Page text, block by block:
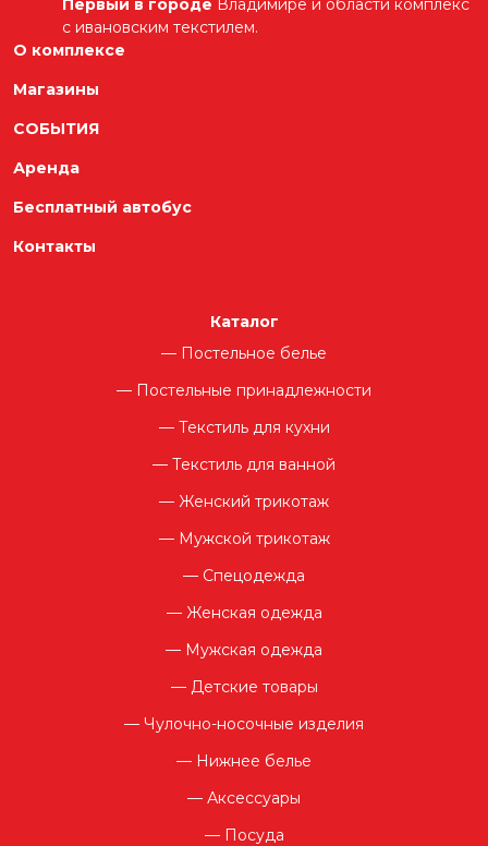
с ивановским текстилем.
О комплексе
Магазины
СОБЫТИЯ
Аренда
Бесплатный автобус
Контакты
Каталог
Постельное белье
Постельные принадлежности
Текстиль для кухни
Текстиль для ванной
Женский трикотаж
Мужской трикотаж
Спецодежда
Женская одежда
Мужская одежда
Детские товары
Чулочно-носочные изделия
Нижнее белье
Аксессуары
Посуда